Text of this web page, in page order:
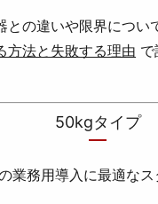
との違いや限界につい
方法と失敗する理由
50kgタイプ
業務用導入に最適なス